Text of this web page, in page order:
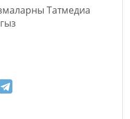
Татмедиа